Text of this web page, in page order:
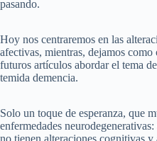
pasando.
Hoy nos centraremos en las
afectivas, mientras, dejamos como
futuros artículos abordar el tema
temida demencia.
Solo un toque de esperanza, que
enfermedades
no tienen alteraciones cognitivas y